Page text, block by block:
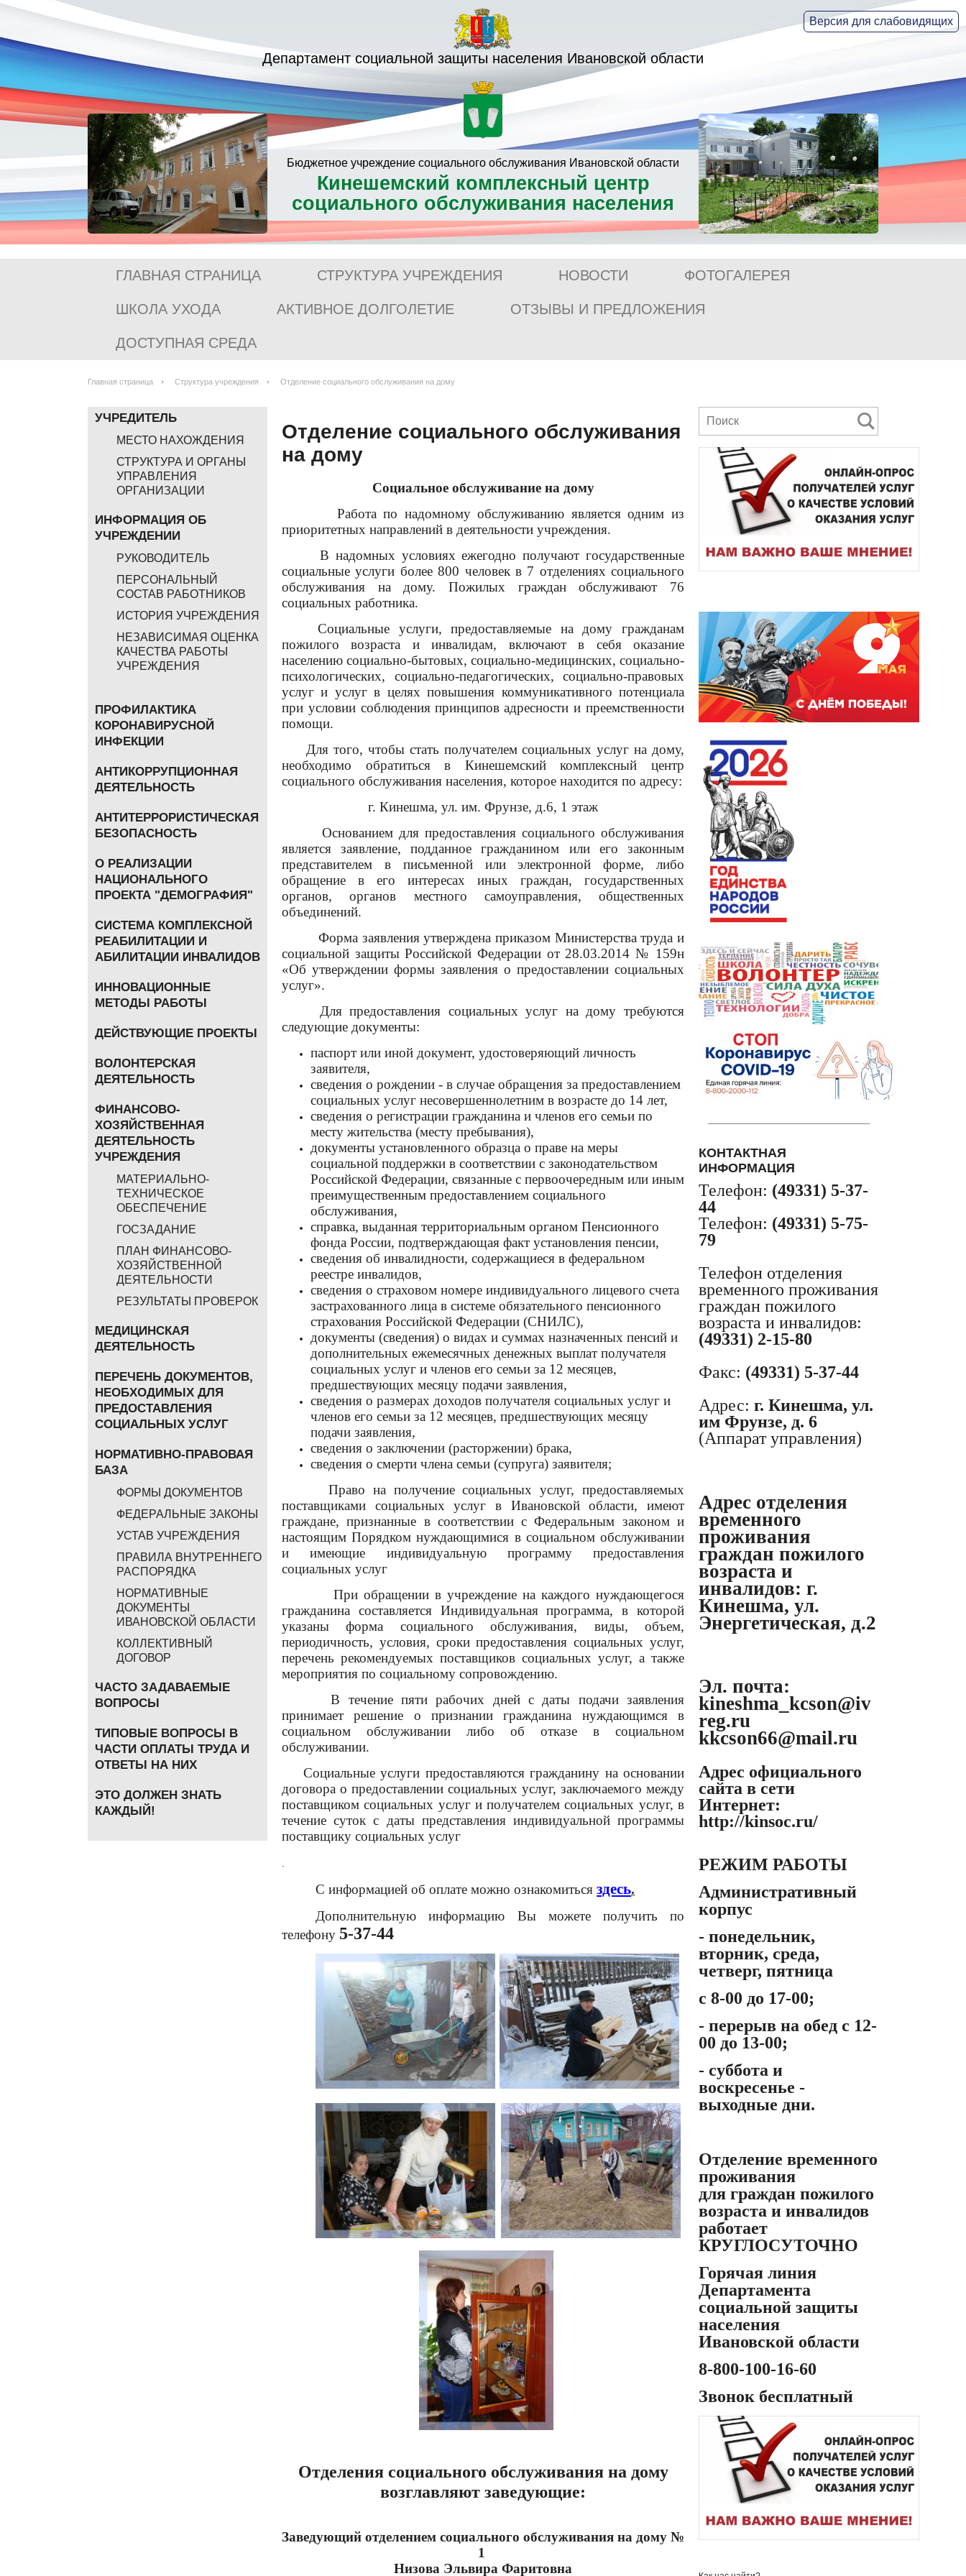
Версия для слабовидящих
Департамент социальной защиты населения Ивановской области
Бюджетное учреждение социального обслуживания Ивановской области
Кинешемский комплексный центр
социального обслуживания населения
ГЛАВНАЯ СТРАНИЦА СТРУКТУРА УЧРЕЖДЕНИЯ НОВОСТИ ФОТОГАЛЕРЕЯ
ШКОЛА УХОДА АКТИВНОЕ ДОЛГОЛЕТИЕ ОТЗЫВЫ И ПРЕДЛОЖЕНИЯ
ДОСТУПНАЯ СРЕДА
Главная страница Структура учреждения Отделение социального обслуживания на дому
УЧРЕДИТЕЛЬ
МЕСТО НАХОЖДЕНИЯ
СТРУКТУРА И ОРГАНЫ
УПРАВЛЕНИЯ
ОРГАНИЗАЦИИ
ИНФОРМАЦИЯ ОБ
УЧРЕЖДЕНИИ
РУКОВОДИТЕЛЬ
ПЕРСОНАЛЬНЫЙ
СОСТАВ РАБОТНИКОВ
ИСТОРИЯ УЧРЕЖДЕНИЯ
НЕЗАВИСИМАЯ ОЦЕНКА
КАЧЕСТВА РАБОТЫ
УЧРЕЖДЕНИЯ
ПРОФИЛАКТИКА
КОРОНАВИРУСНОЙ
ИНФЕКЦИИ
АНТИКОРРУПЦИОННАЯ
ДЕЯТЕЛЬНОСТЬ
АНТИТЕРРОРИСТИЧЕСКАЯ
БЕЗОПАСНОСТЬ
О РЕАЛИЗАЦИИ
НАЦИОНАЛЬНОГО
ПРОЕКТА "ДЕМОГРАФИЯ"
СИСТЕМА КОМПЛЕКСНОЙ
РЕАБИЛИТАЦИИ И
АБИЛИТАЦИИ ИНВАЛИДОВ
ИННОВАЦИОННЫЕ
МЕТОДЫ РАБОТЫ
ДЕЙСТВУЮЩИЕ ПРОЕКТЫ
ВОЛОНТЕРСКАЯ
ДЕЯТЕЛЬНОСТЬ
ФИНАНСОВО-
ХОЗЯЙСТВЕННАЯ
ДЕЯТЕЛЬНОСТЬ
УЧРЕЖДЕНИЯ
МАТЕРИАЛЬНО-
ТЕХНИЧЕСКОЕ
ОБЕСПЕЧЕНИЕ
ГОСЗАДАНИЕ
ПЛАН ФИНАНСОВО-
ХОЗЯЙСТВЕННОЙ
ДЕЯТЕЛЬНОСТИ
РЕЗУЛЬТАТЫ ПРОВЕРОК
МЕДИЦИНСКАЯ
ДЕЯТЕЛЬНОСТЬ
ПЕРЕЧЕНЬ ДОКУМЕНТОВ,
НЕОБХОДИМЫХ ДЛЯ
ПРЕДОСТАВЛЕНИЯ
СОЦИАЛЬНЫХ УСЛУГ
НОРМАТИВНО-ПРАВОВАЯ
БАЗА
ФОРМЫ ДОКУМЕНТОВ
ФЕДЕРАЛЬНЫЕ ЗАКОНЫ
УСТАВ УЧРЕЖДЕНИЯ
ПРАВИЛА ВНУТРЕННЕГО
РАСПОРЯДКА
НОРМАТИВНЫЕ
ДОКУМЕНТЫ
ИВАНОВСКОЙ ОБЛАСТИ
КОЛЛЕКТИВНЫЙ
ДОГОВОР
ЧАСТО ЗАДАВАЕМЫЕ
ВОПРОСЫ
ТИПОВЫЕ ВОПРОСЫ В
ЧАСТИ ОПЛАТЫ ТРУДА И
ОТВЕТЫ НА НИХ
ЭТО ДОЛЖЕН ЗНАТЬ
КАЖДЫЙ!
Отделение социального обслуживания
на дому
Социальное обслуживание на дому
Работа по надомномуобслуживанию является одним из
приоритетных направлений в деятельности учреждения.
В надомных условиях ежегодно получают государственные
социальные услуги более 800 человек в 7 отделениях социального
обслуживания на дому. Пожилых граждан обслуживают 76
социальных работника.
Социальные услуги, предоставляемые на дому гражданам
пожилого возраста и инвалидам, включают в себя оказание
населению социально-бытовых, социально-медицинских, социально-
психологических, социально-педагогических, социально-правовых
услуг и услуг в целях повышения коммуникативного потенциала
при условии соблюдения принципов адресности и преемственности
помощи.
Для того, чтобы стать получателем социальных услуг на дому,
необходимо обратиться в Кинешемский комплексный центр
социального обслуживания населения, которое находится по адресу:
г. Кинешма, ул. им. Фрунзе, д.6, 1 этаж
Основанием для предоставления социального обслуживания
является заявление, подданное гражданином или его законным
представителем в письменной или электронной форме, либо
обращение в его интересах иных граждан, государственных
органов, органов местного самоуправления, общественных
объединений.
Форма заявления утверждена приказом Министерства труда и
социальной защиты Российской Федерации от 28.03.2014 № 159н
«Об утверждении формы заявления о предоставлении социальных
услуг».
Для предоставления социальных услуг на дому требуются
следующие документы:
паспорт или иной документ, удостоверяющий личность
заявителя,
сведения о рождении - в случае обращения за предоставлением
социальных услуг несовершеннолетним в возрасте до 14 лет,
сведения о регистрации гражданина и членов его семьи по
месту жительства (месту пребывания),
документы установленного образца о праве на меры
социальной поддержки в соответствии с законодательством
Российской Федерации, связанные с первоочередным или иным
преимущественным предоставлением социального
обслуживания,
справка, выданная территориальным органом Пенсионного
фонда России, подтверждающая факт установления пенсии,
сведения об инвалидности, содержащиеся в федеральном
реестре инвалидов,
сведения о страховом номере индивидуального лицевого счета
застрахованного лица в системе обязательного пенсионного
страхования Российской Федерации (СНИЛС),
документы (сведения) о видах и суммах назначенных пенсий и
дополнительных ежемесячных денежных выплат получателя
социальных услуг и членов его семьи за 12 месяцев,
предшествующих месяцу подачи заявления,
сведения о размерах доходов получателя социальных услуг и
членов его семьи за 12 месяцев, предшествующих месяцу
подачи заявления,
сведения о заключении (расторжении) брака,
сведения о смерти члена семьи (супруга) заявителя;
Право на получение социальных услуг, предоставляемых
поставщиками социальных услуг в Ивановской области, имеют
граждане, признанные в соответствии с Федеральным законом и
настоящим Порядком нуждающимися в социальном обслуживании
и имеющие индивидуальную программу предоставления
социальных услуг
При обращении в учреждение на каждого нуждающегося
гражданина составляется Индивидуальная программа, в которой
указаны форма социального обслуживания, виды, объем,
периодичность, условия, сроки предоставления социальных услуг,
перечень рекомендуемых поставщиков социальных услуг, а также
мероприятия по социальному сопровождению.
В течение пяти рабочих дней с даты подачи заявления
принимает решение о признании гражданина нуждающимся в
социальном обслуживании либо об отказе в социальном
обслуживании.
Социальные услуги предоставляются гражданину на основании
договора о предоставлении социальных услуг, заключаемого между
поставщиком социальных услуг и получателем социальных услуг, в
течение суток с даты представления индивидуальной программы
поставщику социальных услуг
С информацией об оплате можно ознакомитьсяздесь.
Дополнительную информацию Вы можете получить по
телефону 5-37-44
Отделения социального обслуживания на дому
возглавляют заведующие:
Заведующий отделением социального обслуживания на дому №
1
Низова Эльвира Фаритовна
КОНТАКТНАЯ
ИНФОРМАЦИЯ
Телефон: (49331) 5-37-
44
Телефон: (49331) 5-75-
79
Телефон отделения
временного проживания
граждан пожилого
возраста и инвалидов:
(49331) 2-15-80
Факс: (49331) 5-37-44
Адрес: г. Кинешма, ул.
им Фрунзе, д. 6
(Аппарат управления)
Адрес отделения
временного
проживания
граждан пожилого
возраста и
инвалидов: г.
Кинешма, ул.
Энергетическая, д.2
Эл. почта:
kineshma_kcson@iv
reg.ru
kkcson66@mail.ru
Адрес официального
сайта в сети
Интернет:
http://kinsoc.ru/
РЕЖИМ РАБОТЫ
Административный
корпус
- понедельник,
вторник, среда,
четверг, пятница
с 8-00 до 17-00;
- перерыв на обед с 12-
00 до 13-00;
- суббота и
воскресенье -
выходные дни.
Отделение временного
проживания
для граждан пожилого
возраста и инвалидов
работает
КРУГЛОСУТОЧНО
Горячая линия
Департамента
социальной защиты
населения
Ивановской области
8-800-100-16-60
Звонок бесплатный